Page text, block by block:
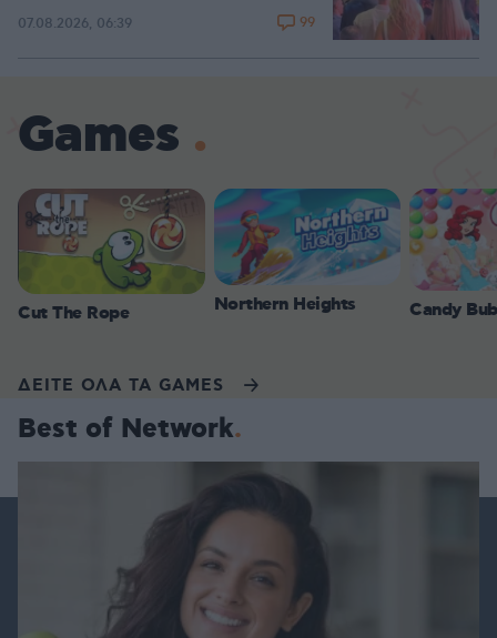
07.08.2026, 06:39 99
Games
Cut The Rope Northern Heights Candy
ΔΕΙΤΕ ΟΛΑ ΤΑ GAMES
Best of Network